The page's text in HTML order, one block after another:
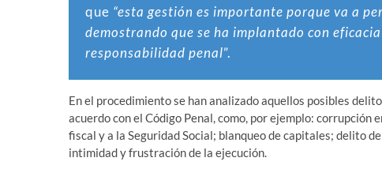
que “esta gestión es importante porque va a
demostrando que se ha implantado con
responsabilidad penal”.
En el procedimiento se han analizado aquellos posibles
acuerdo con el Código Penal, como, por ejemplo:
fiscal y a la Seguridad Social; blanqueo de capitales; delito
intimidad y frustración de la ejecución.